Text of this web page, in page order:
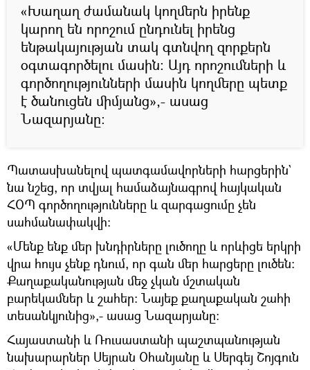
«Խաղաղ ժամանակ կողմերն իրենք
կարող են որոշում ընդունել իրենց
ենթակայության տակ գտնվող զորքերն
օգտագործելու մասին։ Այդ որոշումների և
գործողությունների մասին կողմերը պետք
է ծանուցեն միմյանց»,- ասաց
Նազարյանը։
Պատասխանելով պատգամավորների հարցերին`
նա նշեց, որ տվյալ համաձայնագրով հայկական
ՀՕՊ գործողությունները և զարգացումը չեն
սահմանափակվի։
«Մենք ենք մեր խնդիրները լուծողը և որևիցե երկրի
վրա հույս չենք դնում, որ գան մեր հարցերը լուծեն:
Քաղաքականության մեջ չկան մշտական
բարեկամներ և շահեր: Նայեք քաղաքական շահի
տեսանկյունից»,- ասաց Նազարյանը։
Հայաստանի և Ռուսաստանի պաշտպանության
նախարարներ Սեյրան Օհանյանը և Սերգեյ Շոյգուն